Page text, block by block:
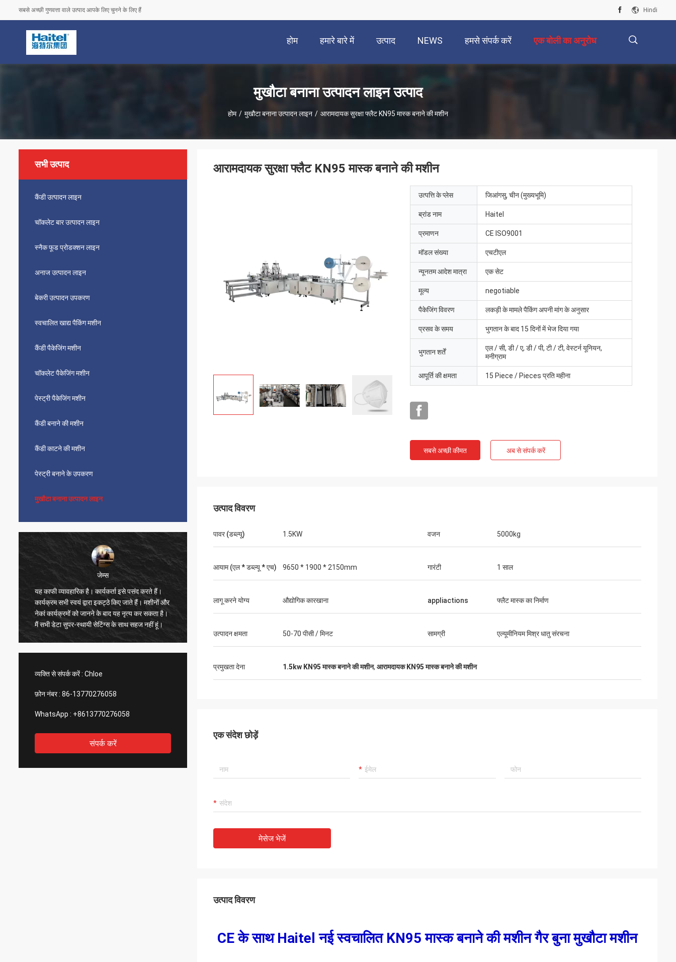
सबसे अच्छी गुणवत्ता वाले उत्पाद आपके लिए चुनने के लिए हैं Hindi
होम हमारे बारे में उत्पाद NEWS हमसे संपर्क करें एक बोली का अनुरोध
मुखौटा बनाना उत्पादन लाइन उत्पाद
होम / मुखौटा बनाना उत्पादन लाइन / आरामदायक सुरक्षा फ्लैट KN95 मास्क बनाने की मशीन
सभी उत्पाद
कैंडी उत्पादन लाइन
चॉकलेट बार उत्पादन लाइन
स्नैक फूड प्रोडक्शन लाइन
अनाज उत्पादन लाइन
बेकरी उत्पादन उपकरण
स्वचालित खाद्य पैकिंग मशीन
कैंडी पैकेजिंग मशीन
चॉकलेट पैकेजिंग मशीन
पेस्ट्री पैकेजिंग मशीन
कैंडी बनाने की मशीन
कैंडी काटने की मशीन
पेस्ट्री बनाने के उपकरण
मुखौटा बनाना उत्पादन लाइन
जेम्स
यह काफी व्यावहारिक है। कार्यकर्ता इसे पसंद करते हैं।
कार्यक्रम सभी स्वयं द्वारा इकट्ठे किए जाते हैं। मशीनों और
नेकां कार्यक्रमों को जानने के बाद यह नृत्य कर सकता है।
मैं सभी डेटा सुपर-स्थायी सेटिंग्स के साथ सहज नहीं हूं।
भी बहुत तेज है, बहुत सारी मशीनों का चयन करें, इसे देखें,
बहुत संतुष्ट हैं, पैकेजिंग बहुत कठिन है, सख्त है, विक्रेताओं
तेज है, भौतिक और विक्रेता का विवरण एक-से-एक,
विक्रेता की विचारशील सेवा के लिए बहुत आभारी। विवेक
मशीनरी बहुत अच्छी है, एक साल की वारंटी, जीवन भर
सेवा। मशीन अच्छी गुणवत्ता की है।
व्यक्ति से संपर्क करें : Chloe
फ़ोन नंबर : 86-13770276058
WhatsApp : +8613770276058
संपर्क करें
आरामदायक सुरक्षा फ्लैट KN95 मास्क बनाने की मशीन
उत्पत्ति के प्लेस जिआंगसु, चीन (मुख्यभूमि)
ब्रांड नाम Haitel
प्रमाणन CE ISO9001
मॉडल संख्या एचटीएल
न्यूनतम आदेश मात्रा एक सेट
मूल्य negotiable
पैकेजिंग विवरण लकड़ी के मामले पैकिंग अपनी मांग के अनुसार
प्रसव के समय भुगतान के बाद 15 दिनों में भेज दिया गया
भुगतान शर्तें
एल / सी, डी / ए, डी / पी, टी / टी, वेस्टर्न यूनियन,
मनीग्राम
आपूर्ति की क्षमता 15 Piece / Pieces प्रति महीना
सबसे अच्छी कीमत अब से संपर्क करें
उत्पाद विवरण
पावर (डब्ल्यू) 1.5KW वजन 5000kg
आयाम (एल * डब्ल्यू * एच) 9650 * 1900 * 2150mm गारंटी 1 साल
लागू करने योग्य औद्योगिक कारखाना appliactions फ्लैट मास्क का निर्माण
उत्पादन क्षमता 50-70 पीसी / मिनट सामग्री एल्यूमीनियम मिश्र धातु संरचना
प्रमुखता देना 1.5kw KN95 मास्क बनाने की मशीन, आरामदायक KN95 मास्क बनाने की मशीन
एक संदेश छोड़ें
मेसेज भेजें
उत्पाद विवरण
CE के साथ Haitel नई स्वचालित KN95 मास्क बनाने की मशीन गैर बुना मुखौटा मशीन